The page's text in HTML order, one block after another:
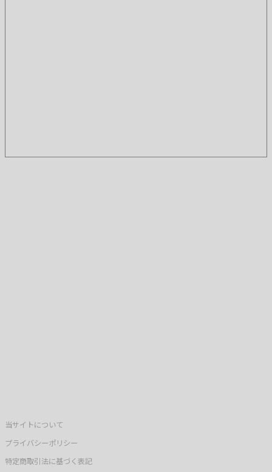
当サイトについて
プライバシーポリシー
特定商取引法に基づく表記